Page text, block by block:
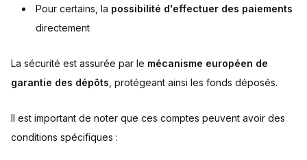
Pour certains, la possibilité d'effectuer des paiements
directement
La sécurité est assurée par le mécanisme européen de
garantie des dépôts , protégeant ainsi les fonds déposés.
Il est important de noter que ces comptes peuvent avoir des
conditions spécifiques :